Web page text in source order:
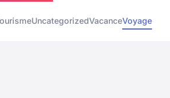
UncategorizedVacanceVoyage